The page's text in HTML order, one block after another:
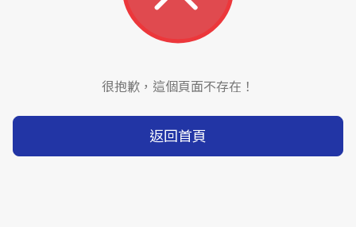
很抱歉，這個頁面不存在！
返回首頁